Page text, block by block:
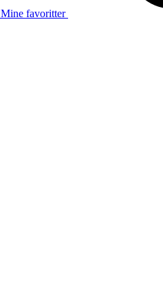
Mine favoritter